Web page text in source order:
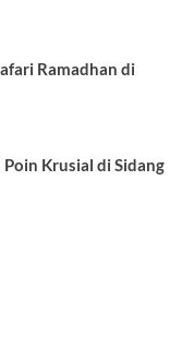
Ramadhan di
Krusial di Sidang